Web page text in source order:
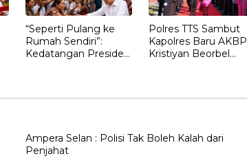
“Seperti Pulang ke
Rumah Sendiri”:
Kedatangan Presiden
NTT
Polres TTS Sambut
Kapolres Baru AKBP
Kristiyan Beorbel
Ampera Selan : Polisi Tak Boleh Kalah dari
Penjahat